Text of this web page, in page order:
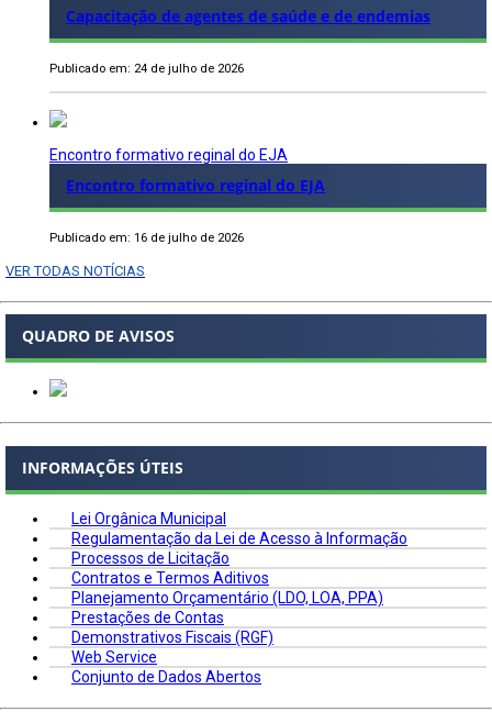
Capacitação de agentes de saúde e de endemias
Publicado em: 24 de julho de 2026
Encontro formativo reginal do EJA
Encontro formativo reginal do EJA
Publicado em: 16 de julho de 2026
VER TODAS NOTÍCIAS
QUADRO DE AVISOS
INFORMAÇÕES ÚTEIS
Lei Orgânica Municipal
Regulamentação da Lei de Acesso à Informação
Processos de Licitação
Contratos e Termos Aditivos
Planejamento Orçamentário (LDO, LOA, PPA)
Prestações de Contas
Demonstrativos Fiscais (RGF)
Web Service
Conjunto de Dados Abertos